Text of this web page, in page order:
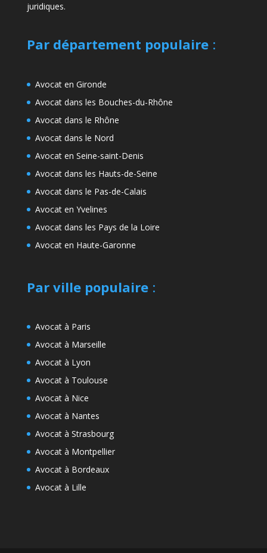
juridiques.
Par département populaire:
Avocat en Gironde
Avocat dans les Bouches-du-Rhône
Avocat dans le Rhône
Avocat dans le Nord
Avocat en Seine-saint-Denis
Avocat dans les Hauts-de-Seine
Avocat dans le Pas-de-Calais
Avocat en Yvelines
Avocat dans les Pays de la Loire
Avocat en Haute-Garonne
Par ville populaire:
Avocat à Paris
Avocat à Marseille
Avocat à Lyon
Avocat à Toulouse
Avocat à Nice
Avocat à Nantes
Avocat à Strasbourg
Avocat à Montpellier
Avocat à Bordeaux
Avocat à Lille